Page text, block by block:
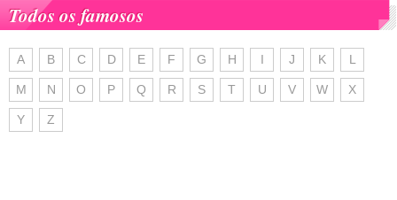
Todos os famosos
A B C D E F G H I J K L
M N O P Q R S T U V W X
Y Z